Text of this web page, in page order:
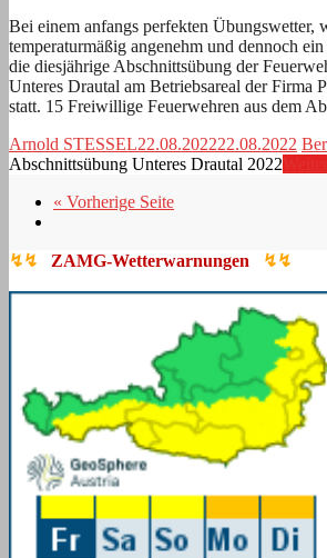
Bei einem anfangs perfekten Übungswetter,
temperaturmäßig angenehm und dennoch
die diesjährige Abschnittsübung der
Unteres Drautal am Betriebsareal der Firma
statt. 15 Freiwillige Feuerwehren aus dem
Arnold STESSEL22.08.202222.08.2022
Abschnittsübung Unteres Drautal 2022
« Vorherige Seite
↯↯ ZAMG-Wetterwarnungen ↯↯